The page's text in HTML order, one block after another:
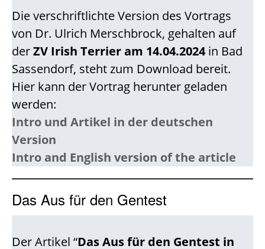
Die verschriftlichte Version des Vortrags
von Dr. Ulrich Merschbrock, gehalten auf
derZV Irish Terrier am 14.04.2024in Bad
Sassendorf, steht zum Download bereit.
Hier kann der Vortrag herunter geladen
werden:
Intro und Artikel in der deutschen
Version
Intro and English version of the article
Das Aus für den Gentest
Der Artikel “Das Aus für den Gentest in